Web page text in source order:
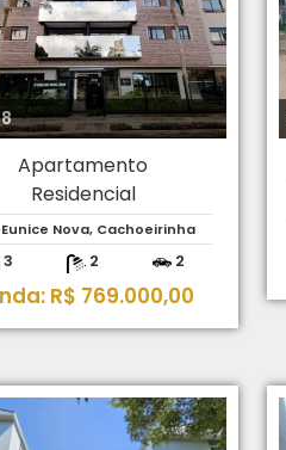
Apartamento
Residencial
Nova, Cachoeirinha
3 2 2
R$ 769.000,00